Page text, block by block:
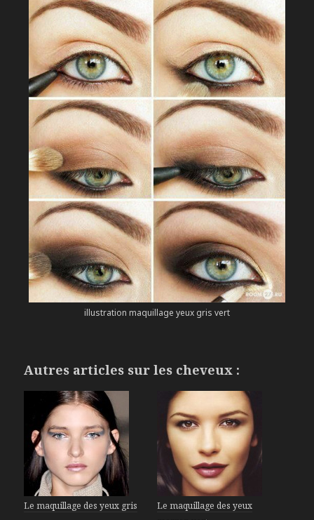
illustration maquillage yeux gris vert
Autres articles sur les cheveux :
Le maquillage des yeux gris
Le maquillage des yeux